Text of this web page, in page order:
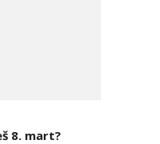
8. mart?